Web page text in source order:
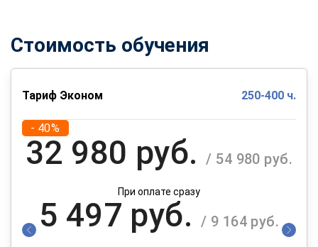
Стоимость обучения
Тариф Эконом 250-400 ч.
- 40%
32 980 руб. / 54 980 руб.
При оплате сразу
5 497 руб. / 9 164 руб.